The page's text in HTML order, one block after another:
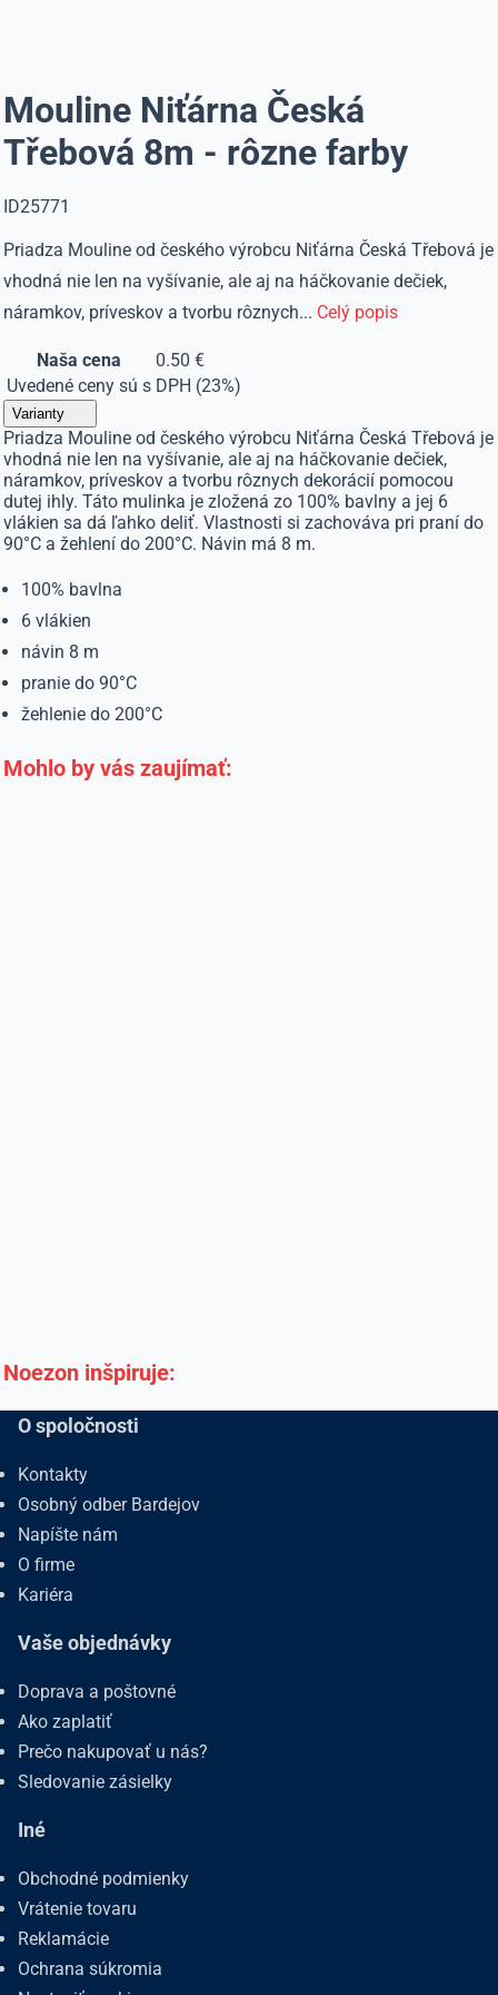
Mouline Niťárna Česká
Třebová 8m - rôzne farby
ID25771
Priadza Mouline od českého výrobcu Niťárna Česká Třebová je
vhodná nie len na vyšívanie, ale aj na háčkovanie dečiek,
náramkov, príveskov a tvorbu rôznych... Celý popis
Naša cena
0.50 €
Uvedené ceny sú s DPH (23%)
Varianty
Priadza Mouline od českého výrobcu Niťárna Česká Třebová je
vhodná nie len na vyšívanie, ale aj na háčkovanie dečiek,
náramkov, príveskov a tvorbu rôznych dekorácií pomocou
dutej ihly. Táto mulinka je zložená zo 100% bavlny a jej 6
vlákien sa dá ľahko deliť. Vlastnosti si zachováva pri praní do
90°C a žehlení do 200°C. Návin má 8 m.
100% bavlna
6 vlákien
návin 8 m
pranie do 90°C
žehlenie do 200°C
Mohlo by vás zaujímať:
Noezon inšpiruje:
O spoločnosti
Kontakty
Osobný odber Bardejov
Napíšte nám
O firme
Kariéra
Vaše objednávky
Doprava a poštovné
Ako zaplatiť
Prečo nakupovať u nás?
Sledovanie zásielky
Iné
Obchodné podmienky
Vrátenie tovaru
Reklamácie
Ochrana súkromia